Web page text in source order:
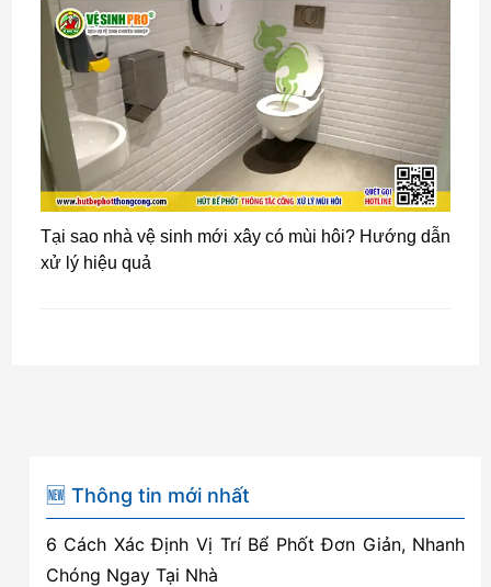
Tại sao nhà vệ sinh mới xây có mùi hôi? Hướng dẫn
xử lý hiệu quả
🆕 Thông tin mới nhất
6 Cách Xác Định Vị Trí Bể Phốt Đơn Giản, Nhanh
Chóng Ngay Tại Nhà